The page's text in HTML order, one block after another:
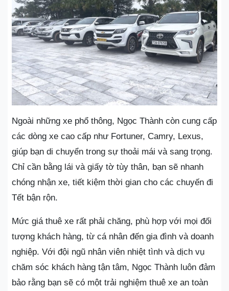
Ngoài những xe phổ thông, Ngọc Thành còn cung cấp
các dòng xe cao cấp như Fortuner, Camry, Lexus,
giúp bạn di chuyển trong sự thoải mái và sang trọng.
Chỉ cần bằng lái và giấy tờ tùy thân, bạn sẽ nhanh
chóng nhận xe, tiết kiệm thời gian cho các chuyến đi
Tết bận rộn.
Mức giá thuê xe rất phải chăng, phù hợp với mọi đối
tượng khách hàng, từ cá nhân đến gia đình và doanh
nghiệp. Với đội ngũ nhân viên nhiệt tình và dịch vụ
chăm sóc khách hàng tận tâm, Ngọc Thành luôn đảm
bảo rằng bạn sẽ có một trải nghiệm thuê xe an toàn